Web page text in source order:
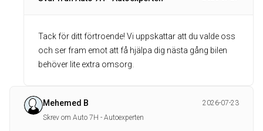
Tack för ditt förtroende! Vi uppskattar att du valde oss
och ser fram emot att få hjälpa dig nästa gång bilen
behöver lite extra omsorg.
Mehemed B
2026-07-23
Skrev om Auto 7H - Autoexperten